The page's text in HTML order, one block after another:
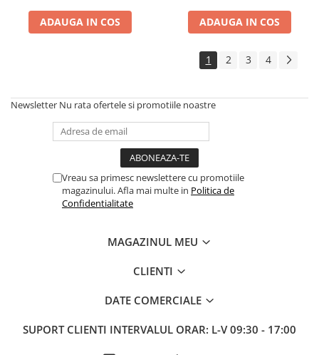
ADAUGA IN COS ADAUGA IN COS
1 2 3 4
Newsletter Nu rata ofertele si promotiile noastre
Vreau sa primesc newslettere cu promotiile
magazinului. Afla mai multe in Politica de
Confidentialitate
MAGAZINUL MEU
CLIENTI
DATE COMERCIALE
SUPORT CLIENTI INTERVALUL ORAR: L-V 09:30 - 17:00